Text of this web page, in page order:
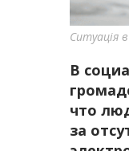
Ситуація
В
что
за